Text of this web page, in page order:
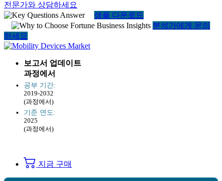
전문가와 상담하세요
샘플 다운로드
분석가에게 문의
하세요
보고서 업데이트
과정에서
공부 기간:
2019-2032
(과정에서)
기준 연도:
2025
(과정에서)
지금 구매